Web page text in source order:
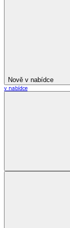
Nově v nabídce
v nabídce